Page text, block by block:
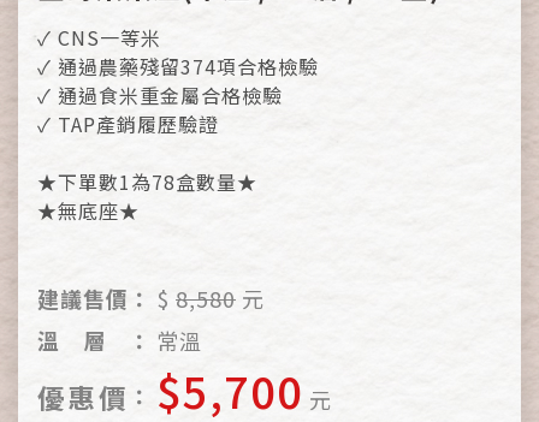
✓ CNS一等米
✓ 通過農藥殘留374項合格檢驗
✓ 通過食米重金屬合格檢驗
✓ TAP產銷履歷驗證
★下單數1為78盒數量★
★無底座★
建議售價： $ 8,580 元
溫
層 ： 常溫
優惠價 ： $5,700 元